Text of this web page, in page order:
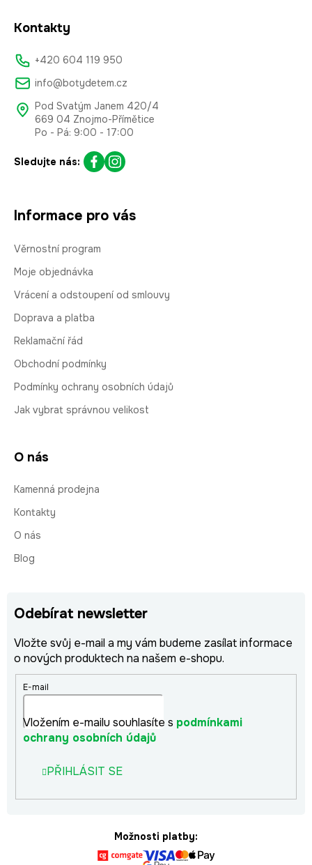
Kontakty
+420 604 119 950
info@botydetem.cz
Pod Svatým Janem 420/4
669 04 Znojmo-Přímětice
Po - Pá: 9:00 - 17:00
Sledujte nás:
Informace pro vás
Věrnostní program
Moje objednávka
Vrácení a odstoupení od smlouvy
Doprava a platba
Reklamační řád
Obchodní podmínky
Podmínky ochrany osobních údajů
Jak vybrat správnou velikost
O nás
Kamenná prodejna
Kontakty
O nás
Blog
Odebírat newsletter
Vložte svůj e-mail a my vám budeme zasílat informace
o nových produktech na našem e-shopu.
E-mail
Vložením e-mailu souhlasíte s podmínkami
ochrany osobních údajů
PŘIHLÁSIT SE
Možnosti platby: